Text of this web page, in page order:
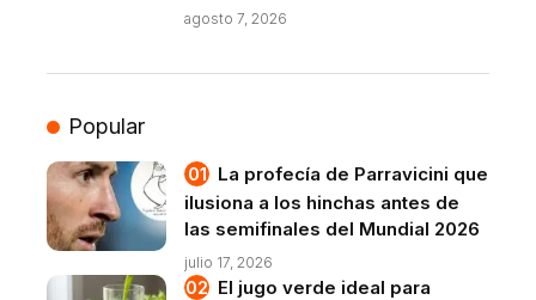
agosto 7, 2026
Popular
La profecía de Parravicini que
ilusiona a los hinchas antes de
las semifinales del Mundial 2026
julio 17, 2026
El jugo verde ideal para